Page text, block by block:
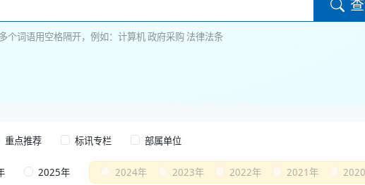
个词语用空格隔开，例如：计算机 政府采购 法律法条
重点推荐 标讯专栏 部属单位
2025年 2024年 2023年 2022年 2021年